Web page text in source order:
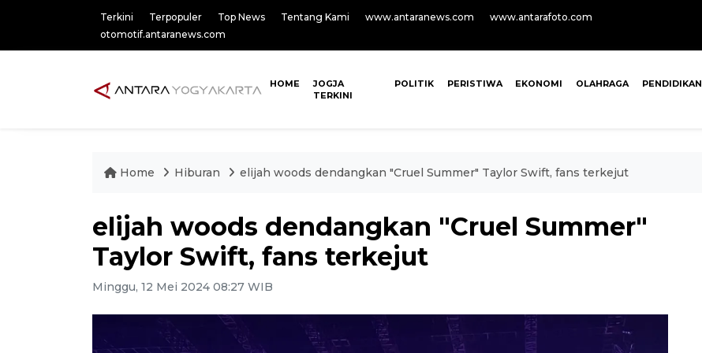
Terkini Terpopuler Top News Tentang Kami www.antaranews.com
www.antarafoto.com
otomotif.antaranews.com
HOME
JOGJA
TERKINI
POLITIK PERISTIWA EKONOMI OLAHRAGA PENDIDIKAN
Home Hiburan elijah woods dendangkan "Cruel Summer" Taylor Swift, fans terkejut
elijah woods dendangkan "Cruel Summer"
Taylor Swift, fans terkejut
Minggu, 12 Mei 2024 08:27 WIB